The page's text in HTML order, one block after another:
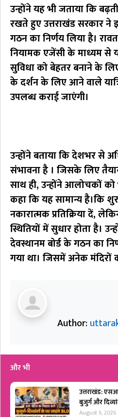
उन्होंने यह भी जताया कि
रखते हुए उत्तराखंड सरकार
गठन का निर्णय लिया है।
नियामक एजेंसी के माध्यम से
सुविधा को बेहतर बनाने के लिए
के दर्शन के लिए आने वाले
उपलब्ध कराई जाएंगी।
उन्होंने बताया कि देशभर से
संभावना है । जिसके लिए
साथ ही,उन्होंने आलोचकों
कहा कि यह सामान्य
नकारात्मक प्रतिक्रिया दें,
स्थितियों में सुधार होता है।
देवस्थानम बोर्ड के गठन का
गया था। जिसमें अनेक मंदिरों
Author:
और भी
उत्तराखंड:
बुजुर्ग और
August 6, 2026